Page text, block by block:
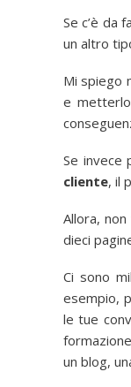
Se c’è da
un altro
Mi spiego
e
Se invece
cliente, il
Allora,
dieci
Ci sono
esempio,
le tue
un blog,